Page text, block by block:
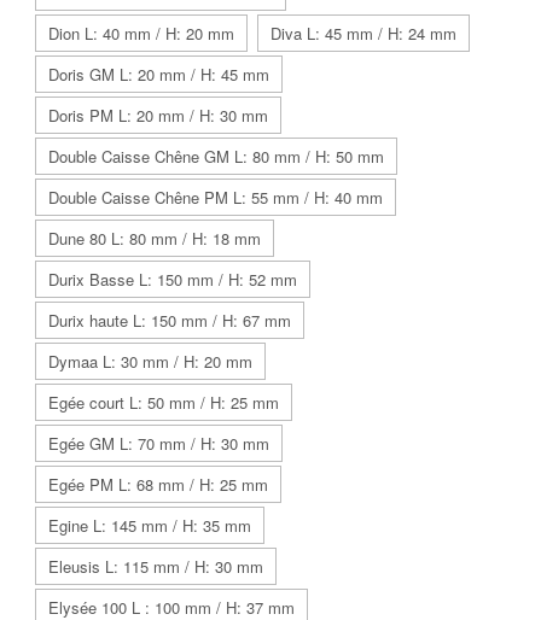
Dion L: 40 mm / H: 20 mm
Diva L: 45 mm / H: 24 mm
Doris GM L: 20 mm / H: 45 mm
Doris PM L: 20 mm / H: 30 mm
Double Caisse Chêne GM L: 80 mm / H: 50 mm
Double Caisse Chêne PM L: 55 mm / H: 40 mm
Dune 80 L: 80 mm / H: 18 mm
Durix Basse L: 150 mm / H: 52 mm
Durix haute L: 150 mm / H: 67 mm
Dymaa L: 30 mm / H: 20 mm
Egée court L: 50 mm / H: 25 mm
Egée GM L: 70 mm / H: 30 mm
Egée PM L: 68 mm / H: 25 mm
Egine L: 145 mm / H: 35 mm
Eleusis L: 115 mm / H: 30 mm
Elysée 100 L : 100 mm / H: 37 mm